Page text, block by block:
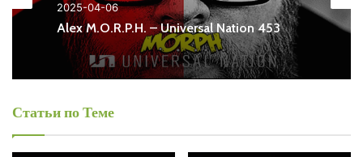
Also you can find all episodes of radioshowAlex M.O.R.P.H.
– Universal Nation Free Listen and Download MP3
Ближайший эфир:
2025-04-06
Alex M.O.R.P.H. – Universal Nation 453
Статьи по Теме